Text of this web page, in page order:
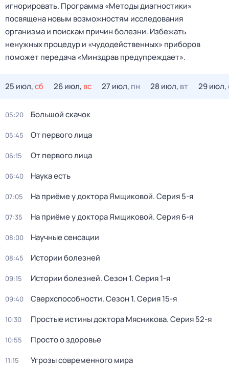
игнорировать. Программа «Методы диагностики»
посвящена новым возможностям исследования
организма и поискам причин болезни. Избежать
ненужных процедур и «чудодейственных» приборов
поможет передача «Минздрав предупреждает».
25 июл,сб 26 июл, вс 27 июл, пн 28 июл, вт 29 июл,
05:20 Большой скачок
05:45 От первого лица
06:15 От первого лица
06:40 Наука есть
07:05 На приёме у доктора Ямщиковой. Серия 5-я
07:35 На приёме у доктора Ямщиковой. Серия 6-я
08:00 Научные сенсации
08:45 Истории болезней
09:15 Истории болезней. Сезон 1. Серия 1-я
09:40 Сверхспособности. Сезон 1. Серия 15-я
10:30 Простые истины доктора Мясникова. Серия 52-я
10:55 Просто о здоровье
11:15 Угрозы современного мира